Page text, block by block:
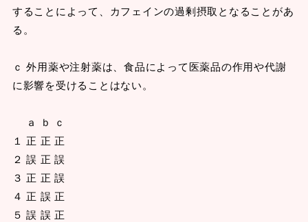
することによって、カフェインの過剰摂取となることがあ
る。
ｃ 外用薬や注射薬は、食品によって医薬品の作用や代謝
に影響を受けることはない。
ａ ｂ ｃ
１ 正 正 正
２ 誤 正 誤
３ 正 正 誤
４ 正 誤 正
５ 誤 誤 正